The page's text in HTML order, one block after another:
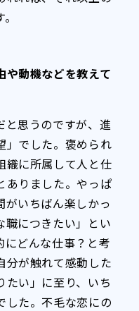
動機などを教えて
と思うのですが、進
」でした。褒められ
に所属して人と仕
ありました。やっぱ
がいちばん楽しかっ
職につきたい」とい
にどんな仕事？と考
分が触れて感動した
たい」に至り、いち
した。不毛な恋にの